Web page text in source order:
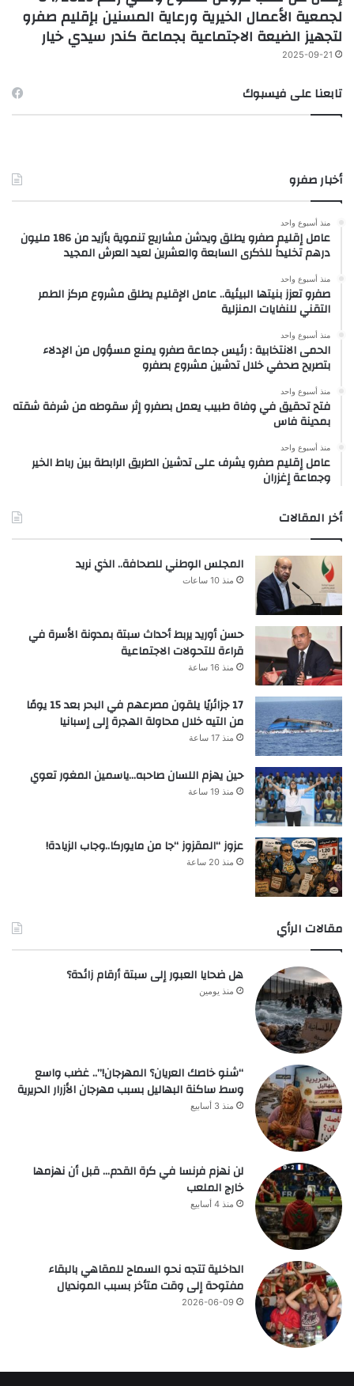
لجمعية الأعمال الخيرية ورعاية المسنين بإقليم صفرو
لتجهيز الضيعة الاجتماعية بجماعة كندر سيدي خيار
2025-09-21
تابعنا على فيسبوك
أخبار صفرو
منذ أسبوع واحد
عامل إقليم صفرو يطلق ويدشن مشاريع تنموية بأزيد من 186 مليون
درهم تخليداً للذكرى السابعة والعشرين لعيد العرش المجيد
منذ أسبوع واحد
صفرو تعزز بنيتها البيئية.. عامل الإقليم يطلق مشروع مركز الطمر
التقني للنفايات المنزلية
منذ أسبوع واحد
الحمى الانتخابية : رئيس جماعة صفرو يمنع مسؤول من الإدلاء
بتصريح صحفي خلال تدشين مشروع بصفرو
منذ أسبوع واحد
فتح تحقيق في وفاة طبيب يعمل بصفرو إثر سقوطه من شرفة شقته
بمدينة فاس
منذ أسبوع واحد
عامل إقليم صفرو يشرف على تدشين الطريق الرابطة بين رباط الخير
وجماعة إغزران
أخر المقالات
المجلس الوطني للصحافة.. الذي نريد
منذ 10 ساعات
حسن أوريد يربط أحداث سبتة بمدونة الأسرة في
قراءة للتحولات الاجتماعية
منذ 16 ساعة
17 جزائريًا يلقون مصرعهم في البحر بعد 15 يومًا
من التيه خلال محاولة الهجرة إلى إسبانيا
منذ 17 ساعة
حين يهزم اللسان صاحبه…ياسمين المغور تعوي
منذ 19 ساعة
عزوز “المقزوز “جا من مايوركا..وجاب الزيادة!
منذ 20 ساعة
مقالات الرأي
هل ضحايا العبور إلى سبتة أرقام زائدة؟
منذ يومين
“شنو خاصك العريان؟ المهرجان!”.. غضب واسع
وسط ساكنة البهاليل بسبب مهرجان الأزرار الحريرية
منذ 3 أسابيع
لن نهزم فرنسا في كرة القدم… قبل أن نهزمها
خارج الملعب
منذ 4 أسابيع
الداخلية تتجه نحو السماح للمقاهي بالبقاء
مفتوحة إلى وقت متأخر بسبب المونديال
2026-06-09